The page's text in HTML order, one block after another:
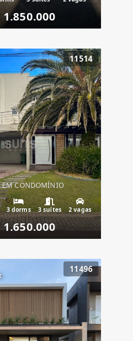
1.850.000
11514
EM CONDOMÍNIO
3 dorms 3 suítes 2 vagas
1.650.000
11496